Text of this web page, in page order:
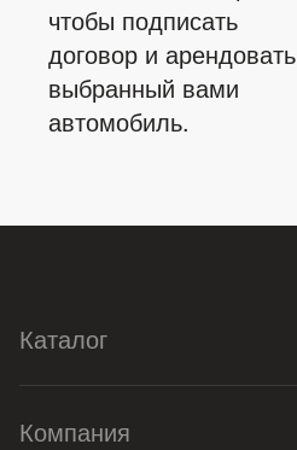
чтобы подписать
договор и арендовать
выбранный вами
автомобиль.
Каталог
Компания